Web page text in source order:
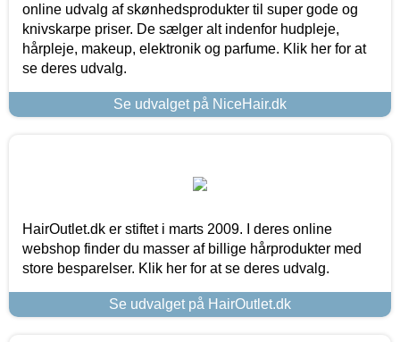
online udvalg af skønhedsprodukter til super gode og
knivskarpe priser. De sælger alt indenfor hudpleje,
hårpleje, makeup, elektronik og parfume. Klik her for at
se deres udvalg.
Se udvalget på NiceHair.dk
HairOutlet.dk er stiftet i marts 2009. I deres online
webshop finder du masser af billige hårprodukter med
store besparelser. Klik her for at se deres udvalg.
Se udvalget på HairOutlet.dk